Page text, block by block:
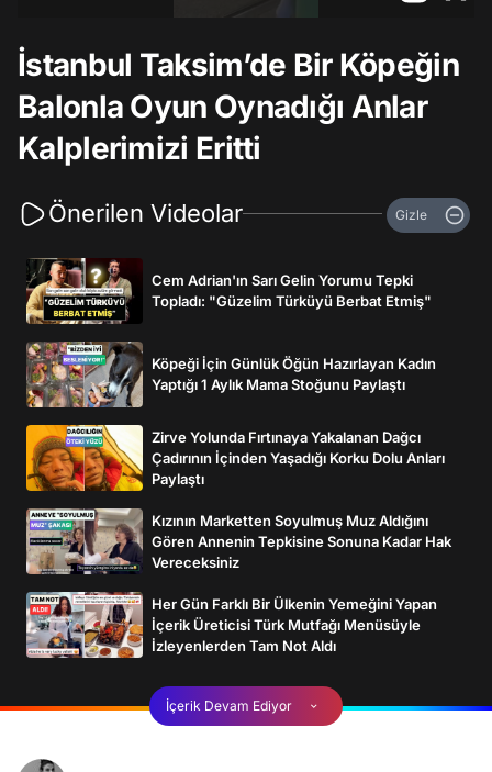
İstanbul Taksim’de Bir Köpeğin
Balonla Oyun Oynadığı Anlar
Kalplerimizi Eritti
Önerilen Videolar Gizle
Cem Adrian'ın Sarı Gelin Yorumu Tepki
Topladı: "Güzelim Türküyü Berbat Etmiş"
Köpeği İçin Günlük Öğün Hazırlayan Kadın
Yaptığı 1 Aylık Mama Stoğunu Paylaştı
Zirve Yolunda Fırtınaya Yakalanan Dağcı
Çadırının İçinden Yaşadığı Korku Dolu Anları
Paylaştı
Kızının Marketten Soyulmuş Muz Aldığını
Gören Annenin Tepkisine Sonuna Kadar Hak
Vereceksiniz
Her Gün Farklı Bir Ülkenin Yemeğini Yapan
İçerik Üreticisi Türk Mutfağı Menüsüyle
İzleyenlerden Tam Not Aldı
İçerik Devam Ediyor